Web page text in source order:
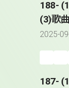
188-
(3)歌
2025-
187-